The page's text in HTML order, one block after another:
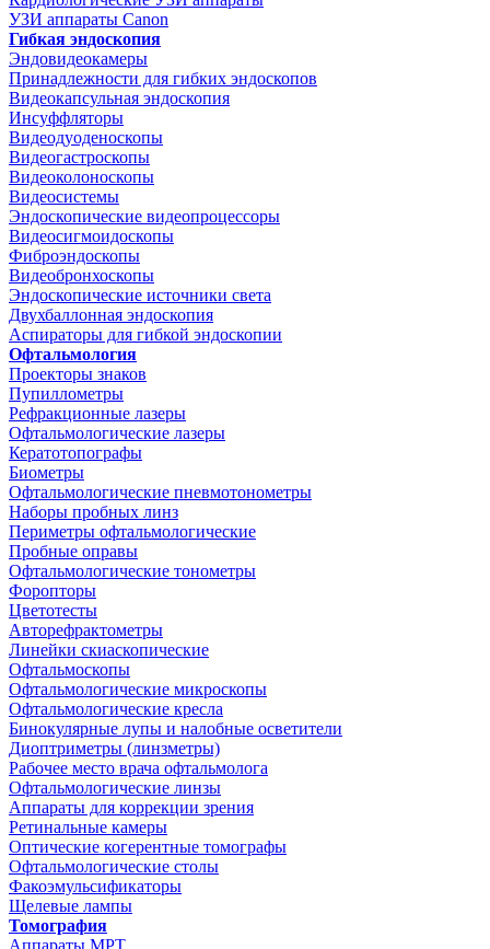
УЗИ аппараты Canon
Гибкая эндоскопия
Эндовидеокамеры
Принадлежности для гибких эндоскопов
Видеокапсульная эндоскопия
Инсуффляторы
Видеодуоденоскопы
Видеогастроскопы
Видеоколоноскопы
Видеосистемы
Эндоскопические видеопроцессоры
Видеосигмоидоскопы
Фиброэндоскопы
Видеобронхоскопы
Эндоскопические источники света
Двухбаллонная эндоскопия
Аспираторы для гибкой эндоскопии
Офтальмология
Проекторы знаков
Пупиллометры
Рефракционные лазеры
Офтальмологические лазеры
Кератотопографы
Биометры
Офтальмологические пневмотонометры
Наборы пробных линз
Периметры офтальмологические
Пробные оправы
Офтальмологические тонометры
Форопторы
Цветотесты
Авторефрактометры
Линейки скиаскопические
Офтальмоскопы
Офтальмологические микроскопы
Офтальмологические кресла
Бинокулярные лупы и налобные осветители
Диоптриметры (линзметры)
Рабочее место врача офтальмолога
Офтальмологические линзы
Аппараты для коррекции зрения
Ретинальные камеры
Оптические когерентные томографы
Офтальмологические столы
Факоэмульсификаторы
Щелевые лампы
Томография
Аппараты МРТ